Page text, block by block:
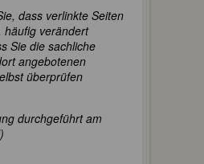
dass verlinkte Seiten
häufig verändert
Sie die sachliche
angebotenen
überprüfen
durchgeführt am